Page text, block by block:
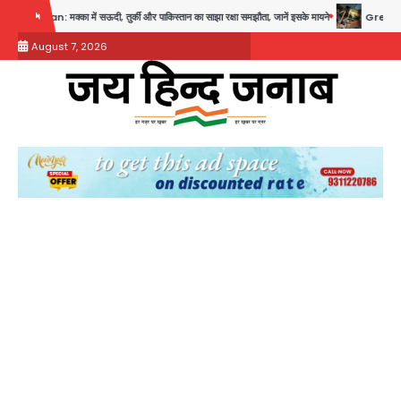
content
में सऊदी, तुर्की और पाकिस्तान का साझा रक्षा समझौता, जानें इसके मायने Greater Noida
August 7, 2026